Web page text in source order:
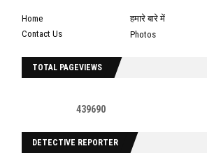
Home
हमारे बारे में
Contact Us
Photos
TOTAL PAGEVIEWS
439690
DETECTIVE REPORTER